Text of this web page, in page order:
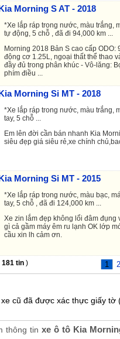
Morning S AT - 2018
*Xe lắp ráp trong nước, màu trắng,
tự động, 5 chỗ , đã đi 94,000 km ...
Morning 2018 Bản S cao cấp ODO:
động cơ 1.25L, ngoại thất thể thao
đầy đủ trong phân khúc - Vô-lăng:
phím điều ...
Morning Si MT - 2018
*Xe lắp ráp trong nước, màu trắng,
tay, 5 chỗ ...
Em lên đời cần bán nhanh Kia
siêu đẹp giá siêu rẻ,xe chính
Morning Si MT - 2015
*Xe lắp ráp trong nước, màu bạc,
tay, 5 chỗ , đã đi 124,000 km ...
Xe zin lắm đẹp không lổi đâm đụng
gì cả gầm máy êm ru lạnh OK lớp
cầu xin lh cảm ơn.
181 tin ) 1 2
xe cũ đã được xác thực giấy tờ
thông tin xe ô tô Kia